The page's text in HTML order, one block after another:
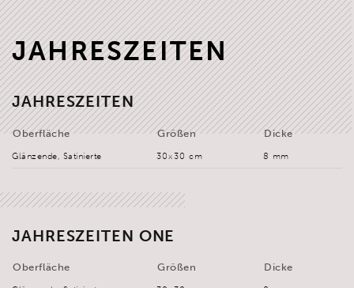
JAHRESZEITEN
JAHRESZEITEN
Oberfläche Größen Dicke
Glänzende, Satinierte 30x30 cm 8 mm
JAHRESZEITEN ONE
Oberfläche Größen Dicke